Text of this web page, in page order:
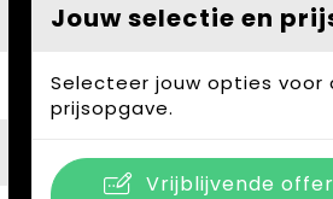
Jouw selectie en
Selecteer jouw opties voor
prijsopgave.
Vrijblijvende